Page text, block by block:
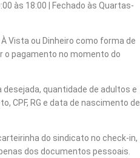
às 18:00 | Fechado às Quartas-
Vista ou Dinheiro como forma de
o pagamento no momento do
quantidade de adultos e
CPF, RG e data de nascimento de
do sindicato no check-in,
dos documentos pessoais.